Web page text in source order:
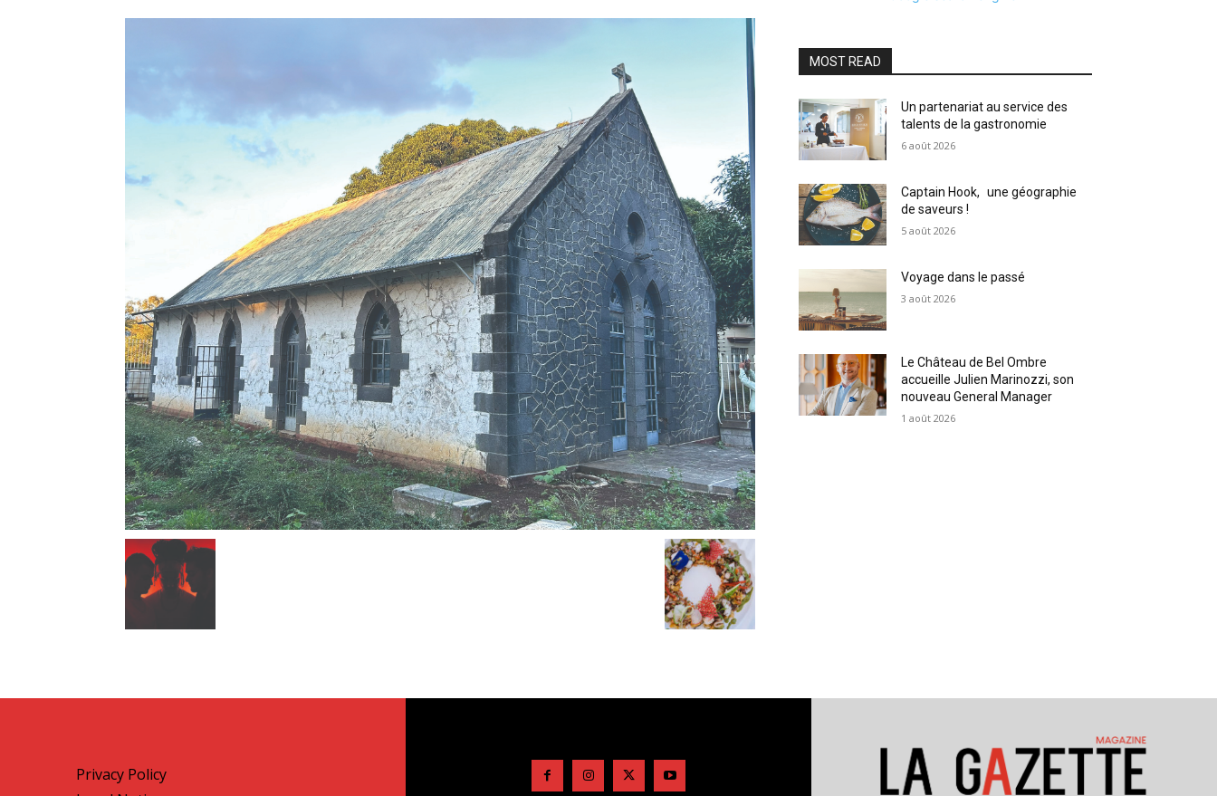
MOST READ
Un partenariat au service des
talents de la gastronomie
6 août 2026
Captain Hook, une géographie
de saveurs !
5 août 2026
Voyage dans le passé
3 août 2026
Le Château de Bel Ombre
accueille Julien Marinozzi, son
nouveau General Manager
1 août 2026
Privacy Policy